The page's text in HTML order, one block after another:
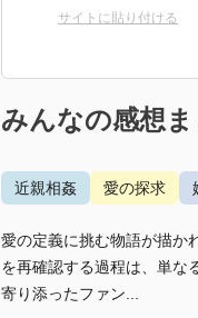
サイトに貼り付ける
みんなの感想
近親相姦 愛の探求
愛の定義に挑む物語が描か
を再確認する過程は、単な
寄り添ったファン...